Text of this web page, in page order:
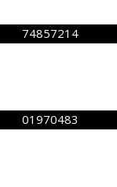
74857214
01970483